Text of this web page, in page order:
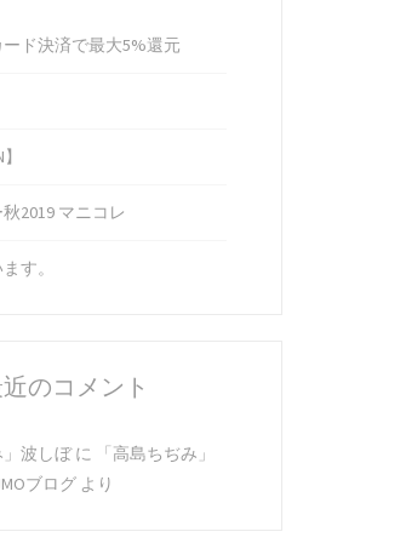
ド決済で最大5%還元
2019 マニコレ
す。
のコメント
」波しぼに
「高島ちぢみ」
ブログ より